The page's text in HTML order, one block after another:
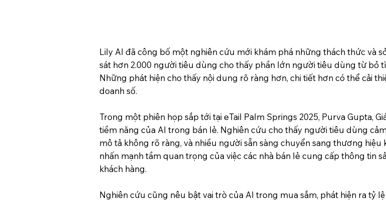
Lily AI đã công bố một nghiên cứu mới khám phá những thách thức và
sát hơn 2.000 người tiêu dùng cho thấy phần lớn người tiêu dùng từ bỏ
Những phát hiện cho thấy nội dung rõ ràng hơn, chi tiết hơn có thể cải
doanh số.
Trong một phiên họp sắp tới tại eTail Palm Springs 2025, Purva Gupta,
tiềm năng của AI trong bán lẻ. Nghiên cứu cho thấy người tiêu dùng
mô tả không rõ ràng, và nhiều người sẵn sàng chuyển sang thương
nhấn mạnh tầm quan trọng của việc các nhà bán lẻ cung cấp thông tin
khách hàng.
Nghiên cứu cũng nêu bật vai trò của AI trong mua sắm, phát hiện ra tỷ